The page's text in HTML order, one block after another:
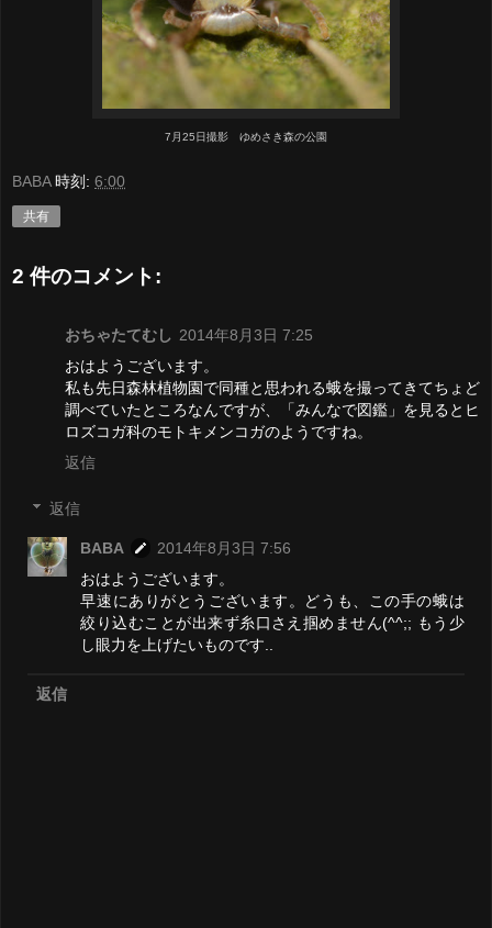
7月25日撮影 ゆめさき森の公園
BABA 時刻: 6:00
共有
2 件のコメント:
おちゃたてむし 2014年8月3日 7:25
おはようございます。
私も先日森林植物園で同種と思われる蛾を撮ってきてちょど
調べていたところなんですが、「みんなで図鑑」を見るとヒ
ロズコガ科のモトキメンコガのようですね。
返信
返信
BABA
2014年8月3日 7:56
おはようございます。
早速にありがとうございます。どうも、この手の蛾は
絞り込むことが出来ず糸口さえ掴めません(^^;; もう少
し眼力を上げたいものです..
返信